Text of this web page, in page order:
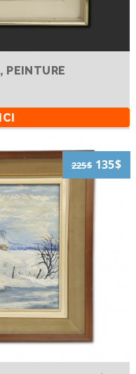
PEINTURE
225$ 135$